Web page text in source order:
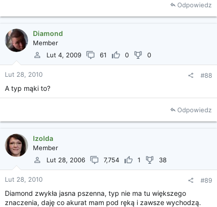
Odpowiedz
Diamond
Member
Lut 4, 2009
61 0 0
Lut 28, 2010 #88
A typ mąki to?
Odpowiedz
Izolda
Member
Lut 28, 2006
7,754 1 38
Lut 28, 2010 #89
Diamond zwykła jasna pszenna, typ nie ma tu większego
znaczenia, daję co akurat mam pod ręką i zawsze wychodzą.